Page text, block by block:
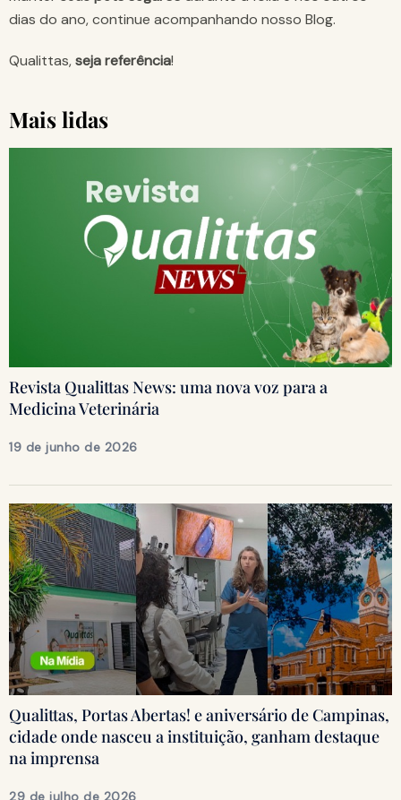
dias do ano, continue acompanhando nosso Blog.
Qualittas,seja referência!
Mais lidas
Revista Qualittas News: uma nova voz para a
Medicina Veterinária
19 de junho de 2026
Qualittas, Portas Abertas! e aniversário de Campinas,
cidade onde nasceu a instituição, ganham destaque
na imprensa
29 de julho de 2026